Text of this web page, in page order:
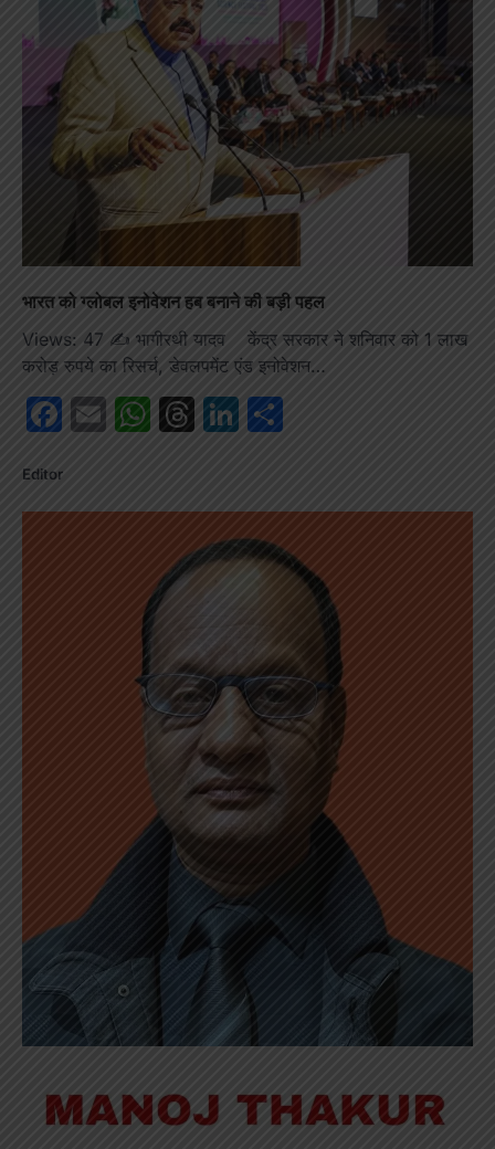
भारत को ग्लोबल इनोवेशन हब बनाने की बड़ी पहल
Views: 47 ✍️ भागीरथी यादव केंद्र सरकार ने शनिवार को 1 लाख
करोड़ रुपये का रिसर्च, डेवलपमेंट एंड इनोवेशन…
Facebook
EmailWhatsApp
Threads
LinkedIn
Editor